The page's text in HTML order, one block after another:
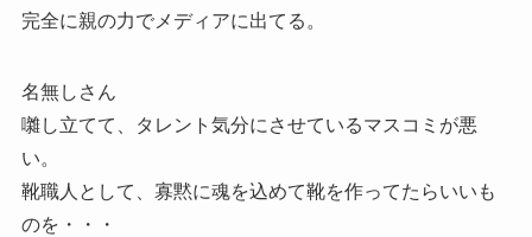
完全に親の力でメディアに出てる。
名無しさん
囃し立てて、タレント気分にさせているマスコミが悪
い。
靴職人として、寡黙に魂を込めて靴を作ってたらいいも
のを・・・